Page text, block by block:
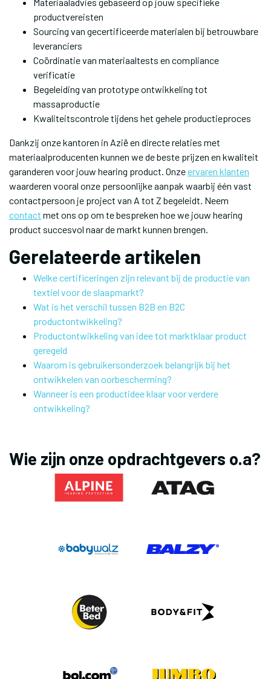
productvereisten
Sourcing van gecertificeerde materialen bij betrouwbare
leveranciers
Coördinatie van materiaaltests en compliance
verificatie
Begeleiding van prototype ontwikkeling tot
massaproductie
Kwaliteitscontrole tijdens het gehele productieproces
Dankzij onze kantoren in Azië en directe relaties met
materiaalproducenten kunnen we de beste prijzen en kwaliteit
garanderen voor jouw hearing product. Onzeervaren klanten
waarderen vooral onze persoonlijke aanpak waarbij één vast
contactpersoon je project van A tot Z begeleidt. Neem
contact met ons op om te bespreken hoe we jouw hearing
product succesvol naar de markt kunnen brengen.
Gerelateerde artikelen
Welke certificeringen zijn relevant bij de productie van
textiel voor de slaapmarkt?
Wat is het verschil tussen B2B en B2C
productontwikkeling?
Productontwikkeling van idee tot marktklaar product
geregeld
Waarom is gebruikersonderzoek belangrijk bij het
ontwikkelen van oorbescherming?
Wanneer is een productidee klaar voor verdere
ontwikkeling?
Wie zijn onze opdrachtgevers o.a?